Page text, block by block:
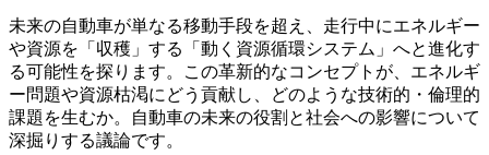
未来の自動車が単なる移動手段を超え、走行中にエネルギー
や資源を「収穫」する「動く資源循環システム」へと進化す
る可能性を探ります。この革新的なコンセプトが、エネルギ
ー問題や資源枯渇にどう貢献し、どのような技術的・倫理的
課題を生むか。自動車の未来の役割と社会への影響について
深掘りする議論です。